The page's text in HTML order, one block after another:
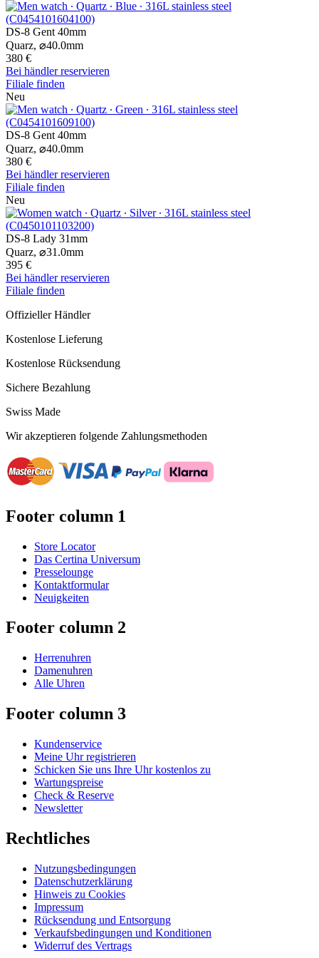
DS-8 Gent 40mm
Quarz, ⌀40.0mm
380 €
Bei händler reservieren
Filiale finden
Neu
DS-8 Gent 40mm
Quarz, ⌀40.0mm
380 €
Bei händler reservieren
Filiale finden
Neu
DS-8 Lady 31mm
Quarz, ⌀31.0mm
395 €
Bei händler reservieren
Filiale finden
Offizieller Händler
Kostenlose Lieferung
Kostenlose Rücksendung
Sichere Bezahlung
Swiss Made
Wir akzeptieren folgende Zahlungsmethoden
Footer column 1
Store Locator
Das Certina Universum
Presselounge
Kontaktformular
Neuigkeiten
Footer column 2
Herrenuhren
Damenuhren
Alle Uhren
Footer column 3
Kundenservice
Meine Uhr registrieren
Schicken Sie uns Ihre Uhr kostenlos zu
Wartungspreise
Check & Reserve
Newsletter
Rechtliches
Nutzungsbedingungen
Datenschutzerklärung
Hinweis zu Cookies
Impressum
Rücksendung und Entsorgung
Verkaufsbedingungen und Konditionen
Widerruf des Vertrags